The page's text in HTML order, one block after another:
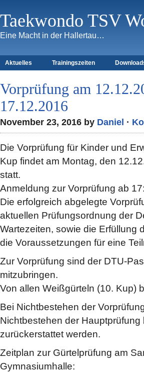
Taekwondo TSV
Eine Macht in der Hallertau…
Aktuelles Trainingszeiten
Vorprüfung am
17.12.2016
November 23, 2016 by Daniel ·
Die Vorprüfung für Kinder und
Kup findet am Montag, den
statt.
Anmeldung zur Vorprüfung ab
Die erfolgreich abgelegte
aktuellen Prüfungsordnung der
Wartezeiten, sowie die Erfüllung
die Voraussetzungen für eine
Zur Vorprüfung sind der DTU-
mitzubringen.
Von allen Weißgürteln (10. Kup)
Bei Nichtbestehen der
Nichtbestehen der
zurückerstattet werden.
Zeitplan zur Gürtelprüfung am
Gymnasiumhalle: